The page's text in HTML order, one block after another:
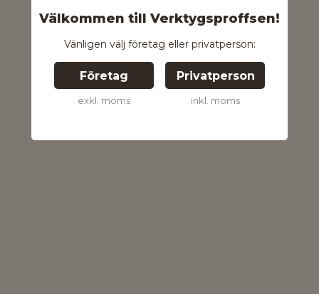
Välkommen till Verktygsproffsen!
Vänligen välj företag eller privatperson:
Företag
exkl. moms
Privatperson
inkl. moms